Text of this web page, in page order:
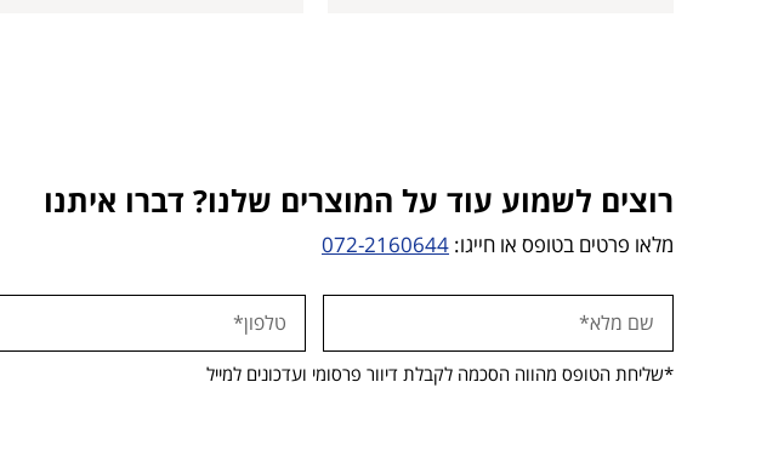
רוצים לשמוע עוד על המוצרים שלנו? דברו איתנו
מלאו פרטים בטופס או חייגו: 072-2160644
*שליחת הטופס מהווה הסכמה לקבלת דיוור פרסומי ועדכונים למייל